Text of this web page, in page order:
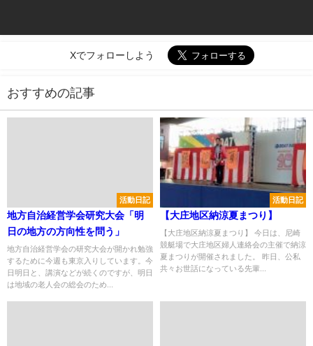
Xでフォローしよう
おすすめの記事
活動日記
地方自治経営学会研究大会「明
日の地方の方向性を問う」
地方自治経営学会の研究大会が開かれ勉強
するために今週も東京入りしています。今
日明日と、講演などが続くのですが、明日
は地域の老人会の総会のため...
活動日記
【大庄地区納涼夏まつり】
【大庄地区納涼夏まつり】 今日は、尼崎
競艇場で大庄地区婦人連絡会の主催で納涼
夏まつりが開催されました。 昨日、公私
共々お世話になっている先輩...